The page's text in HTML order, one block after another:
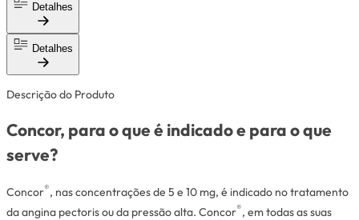
Detalhes
Detalhes
Descrição do Produto
Concor, para o que é indicado e para o que
serve?
Concor®, nas concentrações de 5 e 10 mg, é indicado no tratamento
da angina pectorisou da pressão alta. Concor®, em todas as suas